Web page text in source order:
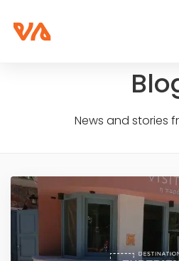
News and stories